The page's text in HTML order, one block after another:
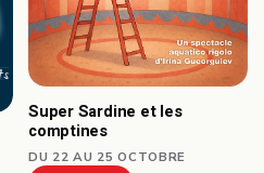
Super Sardine et les
comptines
DU 22 AU 25 OCTOBRE